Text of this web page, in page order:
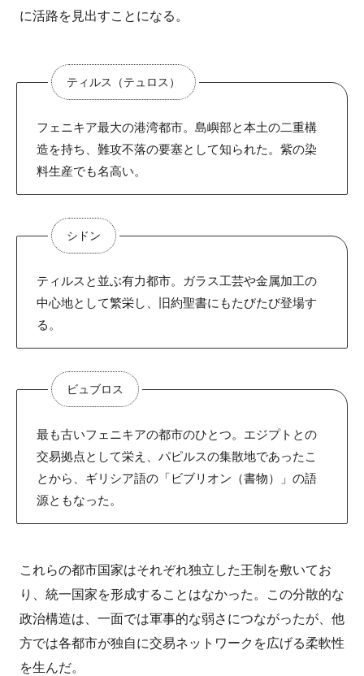
に活路を見出すことになる。
ティルス（テュロス）
フェニキア最大の港湾都市。島嶼部と本土の二重構
造を持ち、難攻不落の要塞として知られた。紫の染
料生産でも名高い。
シドン
ティルスと並ぶ有力都市。ガラス工芸や金属加工の
中心地として繁栄し、旧約聖書にもたびたび登場す
る。
ビュブロス
最も古いフェニキアの都市のひとつ。エジプトとの
交易拠点として栄え、パピルスの集散地であったこ
とから、ギリシア語の「ビブリオン（書物）」の語
源ともなった。
これらの都市国家はそれぞれ独立した王制を敷いてお
り、統一国家を形成することはなかった。この分散的な
政治構造は、一面では軍事的な弱さにつながったが、他
方では各都市が独自に交易ネットワークを広げる柔軟性
を生んだ。